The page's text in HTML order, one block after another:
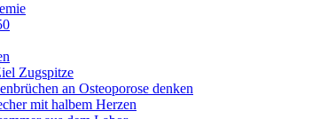
Zugspitze
an Osteoporose denken
mit halbem Herzen